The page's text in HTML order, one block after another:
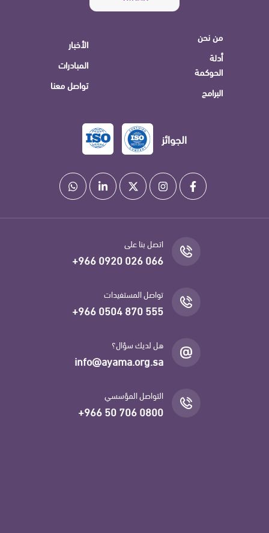
من نحن
أدلة
الحوكمة
البرامج
الأخبار
المبادرات
تواصل معنا
الجوائز
اتصل بنا على
+966 0920 026 066
تواصل المستفيدات
+966 0504 870 555
هل لديك سؤال؟
info@ayama.org.sa
التواصل المؤسسي
+966 50 706 0800